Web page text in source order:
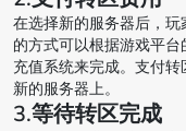
在选择新的服务器后，
的方式可以根据游戏平
充值系统来完成。支付
新的服务器上。
3.等待转区完成